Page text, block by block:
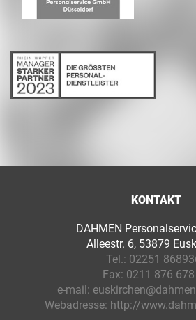
KONTAKT
DAHMEN
Alleestr. 6, 53879
Tel.: 02251
Fax: 0211 876
e-mail:
Webadresse: http://